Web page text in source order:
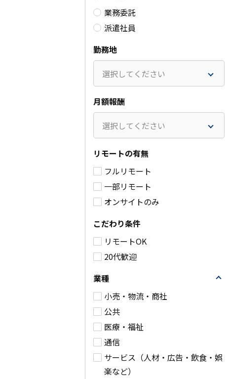
某省庁向けシステム基盤
のSOC運用業務(派遣契
別)
業務委託
新宿区
詳細を見る
業務委託
派遣社員
勤務地
選択してください
月額報酬
選択してください
リモートの有無
フルリモート
一部リモート
オンサイトのみ
こだわり条件
リモートOK
20代歓迎
業種
小売・物流・商社
公共
医療・福祉
通信
サービス（人材・広告・飲食・娯
楽など）